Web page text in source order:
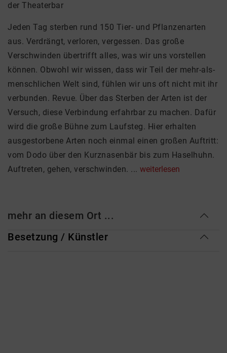
der Theaterbar
Jeden Tag sterben rund 150 Tier- und Pflanzenarten
aus. Verdrängt, verloren, vergessen. Das große
Verschwinden übertrifft alles, was wir uns vorstellen
können. Obwohl wir wissen, dass wir Teil der mehr-als-
menschlichen Welt sind, fühlen wir uns oft nicht mit ihr
verbunden. Revue. Über das Sterben der Arten ist der
Versuch, diese Verbindung erfahrbar zu machen. Dafür
wird die große Bühne zum Laufsteg. Hier erhalten
ausgestorbene Arten noch einmal einen großen Auftritt:
vom Dodo über den Kurznasenbär bis zum Haselhuhn.
Auftreten, gehen, verschwinden. ... weiterlesen
mehr an diesem Ort ...
Besetzung / Künstler